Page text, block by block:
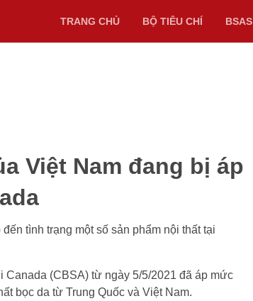
TRANG CHỦ BỘ TIÊU CHÍ BSAS
Việt Nam đang bị áp
tình trạng một số sản phẩm nội thất tại
(CBSA) từ ngày 5/5/2021 đã áp mức
bọc da từ Trung Quốc và Việt Nam.